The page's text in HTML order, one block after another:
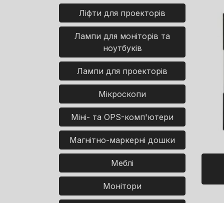
Ліфти для проекторів
Лампи для моніторів та
ноутбуків
Лампи для проекторів
Мікроскопи
Міні- та OPS-комп'ютери
Магнітно-маркерні дошки
Меблі
Монітори